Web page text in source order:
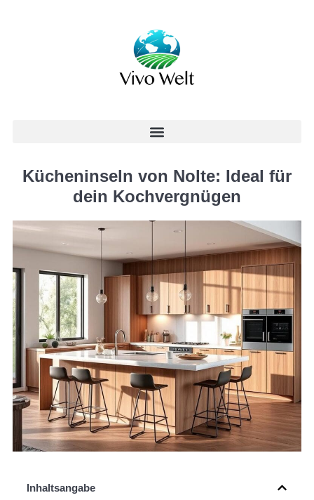
Kücheninseln von Nolte: Ideal für
dein Kochvergnügen
Inhaltsangabe